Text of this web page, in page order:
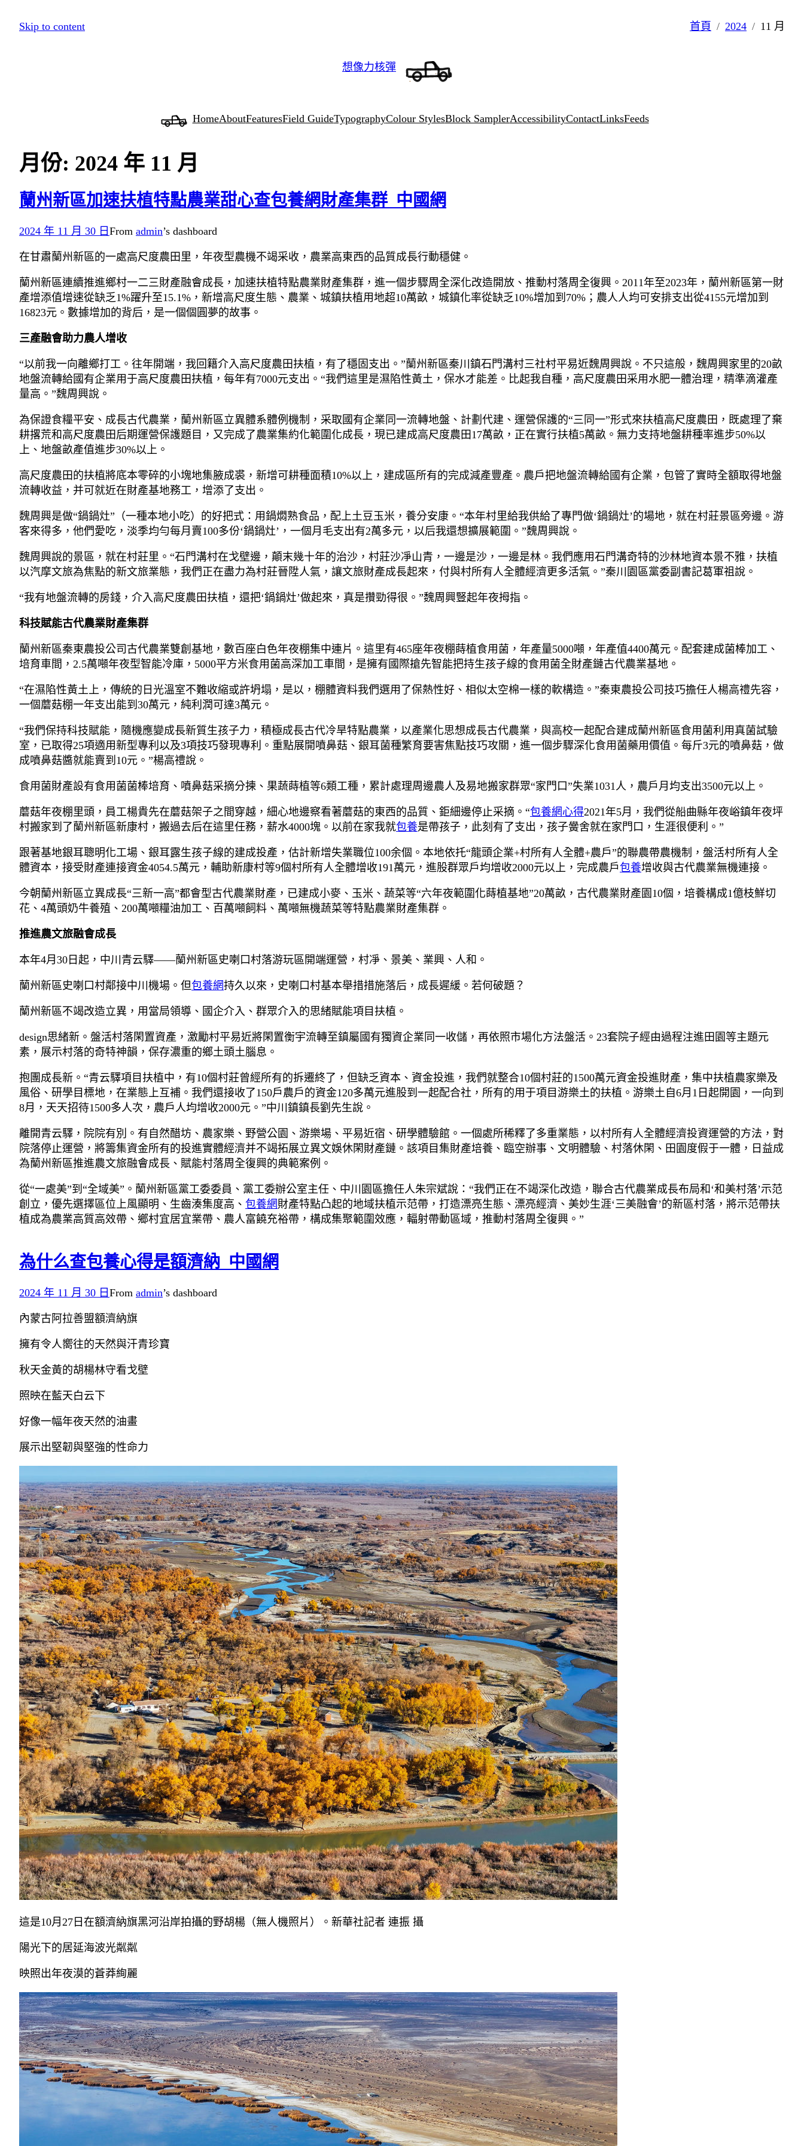
跳
Skip to content 首頁 2024 11 月
想像力核彈
HomeAboutFeaturesField GuideTypographyColour StylesBlock SamplerAccessibilityContactLinksFeeds
月份: 2024 年 11 月
蘭州新區加速扶植特點農業甜心查包養網財產集群_中國網
2024 年 11 月 30 日 From admin’s dashboard
在甘肅蘭州新區的一處高尺度農田里，年夜型農機不竭采收，農業高東西的品質成長行動穩健。
蘭州新區連續推進鄉村一二三財產融會成長，加速扶植特點農業財產集群，進一個步驟周全深化改造開放、推動村落周全復興。2011年至2023年，蘭州新區第一財
產增添值增速從缺乏1%躍升至15.1%，新增高尺度生態、農業、城鎮扶植用地超10萬畝，城鎮化率從缺乏10%增加到70%；農人人均可安排支出從4155元增加到
16823元。數據增加的背后，是一個個圓夢的故事。
三產融會助力農人增收
“以前我一向離鄉打工。往年開端，我回籍介入高尺度農田扶植，有了穩固支出。”蘭州新區秦川鎮石門溝村三社村平易近魏周興說。不只這般，魏周興家里的20畝
地盤流轉給國有企業用于高尺度農田扶植，每年有7000元支出。“我們這里是濕陷性黃土，保水才能差。比起我自種，高尺度農田采用水肥一體治理，精準滴灌產
量高。”魏周興說。
為保證食糧平安、成長古代農業，蘭州新區立異體系體例機制，采取國有企業同一流轉地盤、計劃代建、運營保護的“三同一”形式來扶植高尺度農田，既處理了棄
耕撂荒和高尺度農田后期運營保護題目，又完成了農業集約化範圍化成長，現已建成高尺度農田17萬畝，正在實行扶植5萬畝。無力支持地盤耕種率進步50%以
上、地盤畝產值進步30%以上。
高尺度農田的扶植將底本零碎的小塊地集腋成裘，新增可耕種面積10%以上，建成區所有的完成減產豐產。農戶把地盤流轉給國有企業，包管了實時全額取得地盤
流轉收益，并可就近在財產基地務工，增添了支出。
魏周興是做“鍋鍋灶”（一種本地小吃）的好把式：用鍋燜熟食品，配上土豆玉米，養分安康。“本年村里給我供給了專門做‘鍋鍋灶’的場地，就在村莊景區旁邊。游
客來得多，他們愛吃，淡季均勻每月賣100多份‘鍋鍋灶’，一個月毛支出有2萬多元，以后我還想擴展範圍。”魏周興說。
魏周興說的景區，就在村莊里。“石門溝村在戈壁邊，顛末幾十年的治沙，村莊沙凈山青，一邊是沙，一邊是林。我們應用石門溝奇特的沙林地資本景不雅，扶植
以汽摩文旅為焦點的新文旅業態，我們正在盡力為村莊晉陞人氣，讓文旅財產成長起來，付與村所有人全體經濟更多活氣。”秦川園區黨委副書記葛軍祖說。
“我有地盤流轉的房錢，介入高尺度農田扶植，還把‘鍋鍋灶’做起來，真是攢勁得很。”魏周興豎起年夜拇指。
科技賦能古代農業財產集群
蘭州新區秦東農投公司古代農業雙創基地，數百座白色年夜棚集中連片。這里有465座年夜棚蒔植食用菌，年產量5000噸，年產值4400萬元。配套建成菌棒加工、
培育車間，2.5萬噸年夜型智能冷庫，5000平方米食用菌高深加工車間，是擁有國際搶先智能把持生孩子線的食用菌全財產鏈古代農業基地。
“在濕陷性黃土上，傳統的日光溫室不難收縮或許坍塌，是以，棚體資料我們選用了保熱性好、相似太空棉一樣的軟構造。”秦東農投公司技巧擔任人楊高禮先容，
一個蘑菇棚一年支出能到30萬元，純利潤可達3萬元。
“我們保持科技賦能，隨機應變成長新質生孩子力，積極成長古代冷旱特點農業，以產業化思想成長古代農業，與高校一起配合建成蘭州新區食用菌利用真菌試驗
室，已取得25項適用新型專利以及3項技巧發現專利。重點展開噴鼻菇、銀耳菌種繁育要害焦點技巧攻關，進一個步驟深化食用菌藥用價值。每斤3元的噴鼻菇，做
成噴鼻菇醬就能賣到10元。”楊高禮說。
食用菌財產設有食用菌菌棒培育、噴鼻菇采摘分揀、果蔬蒔植等6類工種，累計處理周邊農人及易地搬家群眾“家門口”失業1031人，農戶月均支出3500元以上。
蘑菇年夜棚里頭，員工楊貴先在蘑菇架子之間穿越，細心地邊察看著蘑菇的東西的品質、鉅細邊停止采摘。“包養網心得2021年5月，我們從船曲縣年夜峪鎮年夜坪
村搬家到了蘭州新區新康村，搬過去后在這里任務，薪水4000塊。以前在家我就包養是帶孩子，此刻有了支出，孩子黌舍就在家門口，生涯很便利。”
跟著基地銀耳聰明化工場、銀耳露生孩子線的建成投產，估計新增失業職位100余個。本地依托“龍頭企業+村所有人全體+農戶”的聯農帶農機制，盤活村所有人全
體資本，接受財產連接資金4054.5萬元，輔助新康村等9個村所有人全體增收191萬元，進股群眾戶均增收2000元以上，完成農戶包養增收與古代農業無機連接。
今朝蘭州新區立異成長“三新一高”都會型古代農業財產，已建成小麥、玉米、蔬菜等“六年夜範圍化蒔植基地”20萬畝，古代農業財產園10個，培養構成1億枝鮮切
花、4萬頭奶牛養殖、200萬噸糧油加工、百萬噸飼料、萬噸無機蔬菜等特點農業財產集群。
推進農文旅融會成長
本年4月30日起，中川青云驛——蘭州新區史喇口村落游玩區開端運營，村凈、景美、業興、人和。
蘭州新區史喇口村鄰接中川機場。但包養網持久以來，史喇口村基本舉措措施落后，成長遲緩。若何破題？
蘭州新區不竭改造立異，用當局領導、國企介入、群眾介入的思緒賦能項目扶植。
design思緒新。盤活村落閑置資產，激勵村平易近將閑置衡宇流轉至鎮屬國有獨資企業同一收儲，再依照市場化方法盤活。23套院子經由過程注進田園等主題元
素，展示村落的奇特神韻，保存濃重的鄉土頭土腦息。
抱團成長新。“青云驛項目扶植中，有10個村莊曾經所有的拆遷終了，但缺乏資本、資金投進，我們就整合10個村莊的1500萬元資金投進財產，集中扶植農家樂及
風俗、研學目標地，在業態上互補。我們還接收了150戶農戶的資金120多萬元進股到一起配合社，所有的用于項目游樂土的扶植。游樂土自6月1日起開園，一向到
8月，天天招待1500多人次，農戶人均增收2000元。”中川鎮鎮長劉先生說。
離開青云驛，院院有別。有自然醋坊、農家樂、野營公園、游樂場、平易近宿、研學體驗館。一個處所稀釋了多重業態，以村所有人全體經濟投資運營的方法，對
院落停止運營，將籌集資金所有的投進實體經濟并不竭拓展立異文娛休閑財產鏈。該項目集財產培養、臨空辦事、文明體驗、村落休閑、田園度假于一體，日益成
為蘭州新區推進農文旅融會成長、賦能村落周全復興的典範案例。
從“一處美”到“全域美”。蘭州新區黨工委委員、黨工委辦公室主任、中川園區擔任人朱宗斌說：“我們正在不竭深化改造，聯合古代農業成長布局和‘和美村落’示范
創立，優先選擇區位上風顯明、生齒湊集度高、 包養網財產特點凸起的地域扶植示范帶，打造漂亮生態、漂亮經濟、美妙生涯‘三美融會’的新區村落，將示范帶扶
植成為農業高質高效帶、鄉村宜居宜業帶、農人富饒充裕帶，構成集聚範圍效應，輻射帶動區域，推動村落周全復興。”
為什么查包養心得是額濟納_中國網
2024 年 11 月 30 日 From admin’s dashboard
內蒙古阿拉善盟額濟納旗
擁有令人嚮往的天然與汗青珍寶
秋天金黃的胡楊林守看戈壁
照映在藍天白云下
好像一幅年夜天然的油畫
展示出堅韌與堅強的性命力
這是10月27日在額濟納旗黑河沿岸拍攝的野胡楊（無人機照片）。新華社記者 連振 攝
陽光下的居延海波光粼粼
映照出年夜漠的蒼莽絢麗